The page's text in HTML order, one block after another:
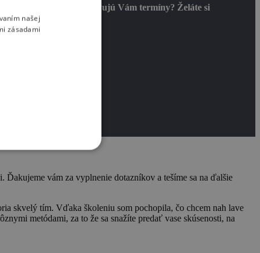
či termínov.
Nevyhovujú Vám termíny? Želáte si
Ďakujeme vám za vyplnenie dotazníkov a tešíme sa na ďalšie
skvelý tím. Vďaka školeniu som pochopila, čo chcem nah lave
metódami, za to že sa snažíte predať vase skúsenosti, na
našej
zásadami